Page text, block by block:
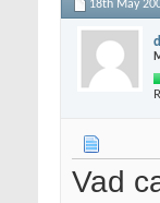
18th May
Vad